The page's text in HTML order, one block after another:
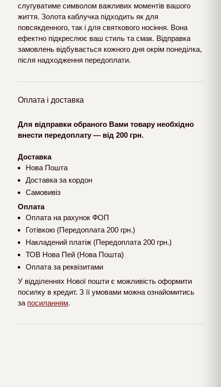
слугуватиме символом важливих моментів вашого
життя. Золота каблучка підходить як для
повсякденного, так і для святкового носіння. Вона
ефектно підкреслює ваш стиль та смак. Відправка
замовлень відбувається кожного дня окрім понеділка,
після надходження передоплати.
Оплата і доставка
Для відправки обраного Вами товару необхідно
внести передоплату — від 200 грн.
Доставка
Нова Пошта
Доставка за кордон
Самовивіз
Оплата
Оплата на рахунок ФОП
Готівкою (Передоплата 200 грн.)
Накладений платіж (Передоплата 200 грн.)
ТОВ Нова Пей (Нова Пошта)
Оплата за реквізитами
У відділеннях Нової пошти є можливість оформити
посилку в кредит. З її умовами можна ознайомитись
за посиланням.